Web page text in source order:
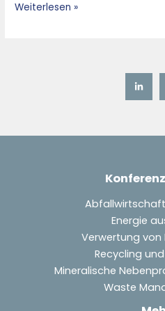
Weiterlesen »
Energie
Verwertung von
Recycling
Mineralische
Waste